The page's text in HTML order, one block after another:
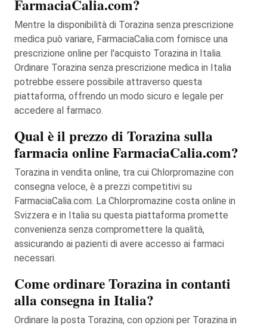
FarmaciaCalia.com?
Mentre la disponibilità di Torazina senza prescrizione
medica può variare, FarmaciaCalia.com fornisce una
prescrizione online per l'acquisto Torazina in Italia.
Ordinare Torazina senza prescrizione medica in Italia
potrebbe essere possibile attraverso questa
piattaforma, offrendo un modo sicuro e legale per
accedere al farmaco.
Qual è il prezzo di Torazina sulla
farmacia online FarmaciaCalia.com?
Torazina in vendita online, tra cui Chlorpromazine con
consegna veloce, è a prezzi competitivi su
FarmaciaCalia.com. La Chlorpromazine costa online in
Svizzera e in Italia su questa piattaforma promette
convenienza senza compromettere la qualità,
assicurando ai pazienti di avere accesso ai farmaci
necessari.
Come ordinare Torazina in contanti
alla consegna in Italia?
Ordinare la posta Torazina, con opzioni per Torazina in